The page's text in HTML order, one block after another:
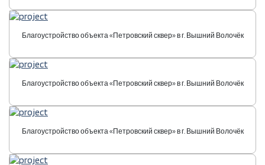
Благоустройство объекта «Петровский сквер» в г. Вышний Волочёк
Благоустройство объекта «Петровский сквер» в г. Вышний Волочёк
Благоустройство объекта «Петровский сквер» в г. Вышний Волочёк